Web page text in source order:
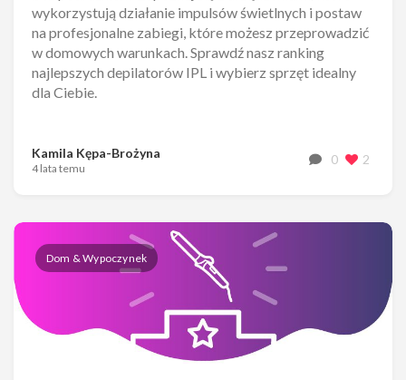
wykorzystują działanie impulsów świetlnych i postaw
na profesjonalne zabiegi, które możesz przeprowadzić
w domowych warunkach. Sprawdź nasz ranking
najlepszych depilatorów IPL i wybierz sprzęt idealny
dla Ciebie.
Kamila Kępa-Brożyna
4 lata temu
0 2
Dom & Wypoczynek